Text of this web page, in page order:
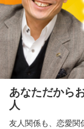
あなただから
人
友人関係も、恋愛関